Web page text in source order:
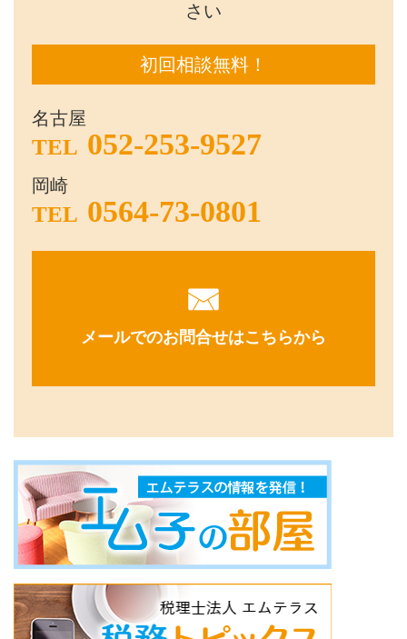
さい
初回相談無料！
名古屋
TEL 052-253-9527
岡崎
TEL 0564-73-0801
メールでのお問合せはこちらから